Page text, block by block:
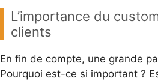
L’importance du
clients
En fin de compte, une grande
Pourquoi est-ce si important ?